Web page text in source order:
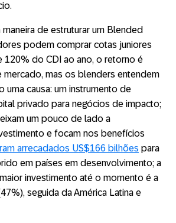
maneira de estruturar um Blended
podem comprar cotas juniores
120% do CDI ao ano, o retorno é
mas os blenders entendem
uma causa: um instrumento de
privado para negócios de impacto;
um pouco de lado a
e focam nos benefícios
arrecadados US$166 bilhões para
em países em desenvolvimento; a
investimento até o momento é a
seguida da América Latina e